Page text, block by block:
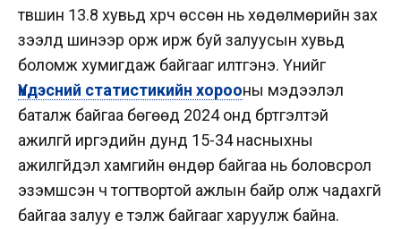
түвшин 13.8 хувьд хүрч өссөн нь хөдөлмөрийн зах
зээлд шинээр орж ирж буй залуусын хувьд
боломж хумигдаж байгааг илтгэнэ. Үүнийг
Үндэсний статистикийн хорооны мэдээлэл
баталж байгаа бөгөөд 2024 онд бүртгэлтэй
ажилгүй иргэдийн дунд 15-34 насныхны
ажилгүйдэл хамгийн өндөр байгаа нь боловсрол
эзэмшсэн ч тогтвортой ажлын байр олж чадахгүй
байгаа залуу үе тэлж байгааг харуулж байна.